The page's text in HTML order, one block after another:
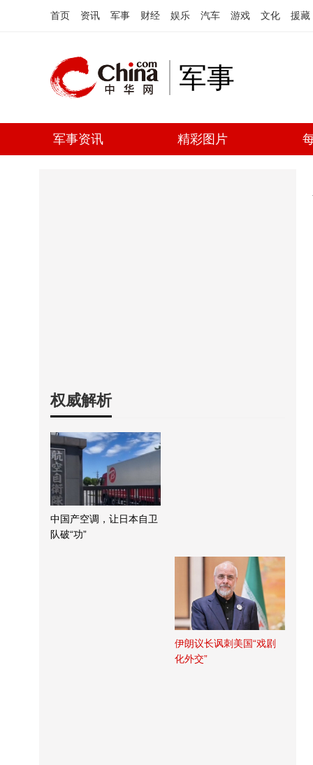
首页 资讯 军事 财经 娱乐 汽车 游戏 文化 援藏
军事
军事资讯 精彩图片
权威解析
中国产空调，让日本自卫
队破“功”
伊朗议长讽刺美国“戏剧
化外交”